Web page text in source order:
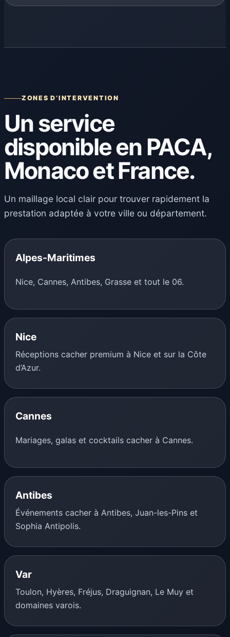
ZONES D’INTERVENTION
Un service
disponible en PACA,
Monaco et France.
Un maillage local clair pour trouver rapidement la
prestation adaptée à votre ville ou département.
Alpes-Maritimes
Nice, Cannes, Antibes, Grasse et tout le 06.
Nice
Réceptions cacher premium à Nice et sur la Côte
d’Azur.
Cannes
Mariages, galas et cocktails cacher à Cannes.
Antibes
Événements cacher à Antibes, Juan-les-Pins et
Sophia Antipolis.
Var
Toulon, Hyères, Fréjus, Draguignan, Le Muy et
domaines varois.